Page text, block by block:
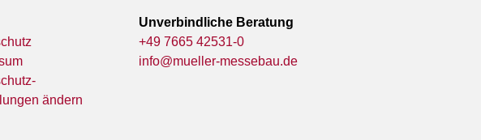
ändern
Unverbindliche Beratung
+49 7665 42531-0
info@mueller-messebau.de